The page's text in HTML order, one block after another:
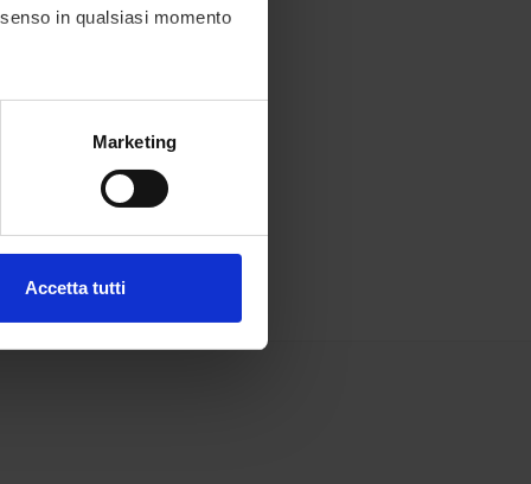
in qualsiasi momento
metro,Marketing
Accetta tutti